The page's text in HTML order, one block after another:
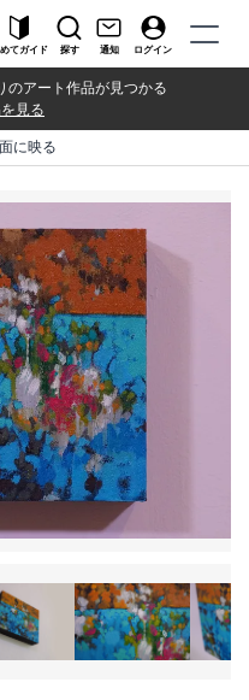
てガイド 探す 通知 ログイン
のアート作品が見つかる
見る
に映る